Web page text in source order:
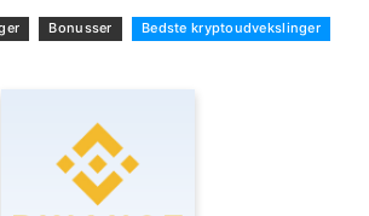
Bonusser Bedste kryptoudvekslinger